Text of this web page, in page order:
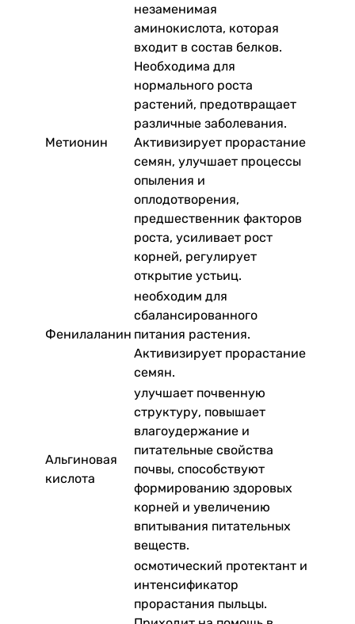
Метионин
незаменимая
аминокислота, которая
входит в состав белков.
Необходима для
нормального роста
растений, предотвращает
различные заболевания.
Активизирует прорастание
семян, улучшает процессы
опыления и
оплодотворения,
предшественник факторов
роста, усиливает рост
корней, регулирует
открытие устьиц.
Фенилаланин
необходим для
сбалансированного
питания растения.
Активизирует прорастание
семян.
Альгиновая
кислота
улучшает почвенную
структуру, повышает
влагоудержание и
питательные свойства
почвы, способствуют
формированию здоровых
корней и увеличению
впитывания питательных
веществ.
осмотический протектант и
интенсификатор
прорастания пыльцы.